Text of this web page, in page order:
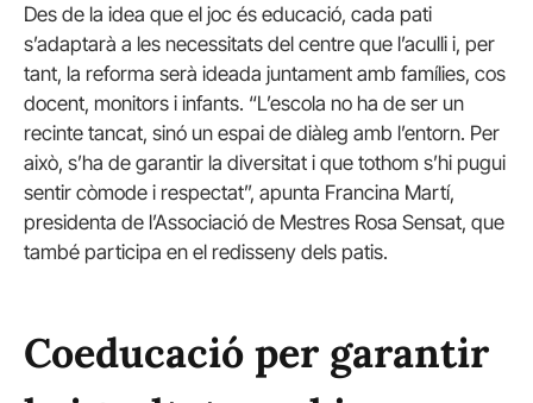
Des de la idea que el joc és educació, cada pati
s’adaptarà a les necessitats del centre que l’aculli i, per
tant, la reforma serà ideada juntament amb famílies, cos
docent, monitors i infants. “L’escola no ha de ser un
recinte tancat, sinó un espai de diàleg amb l’entorn. Per
això, s’ha de garantir la diversitat i que tothom s’hi pugui
sentir còmode i respectat”, apunta Francina Martí,
presidenta de l’Associació de Mestres Rosa Sensat, que
també participa en el redisseny dels patis.
Coeducació per garantir